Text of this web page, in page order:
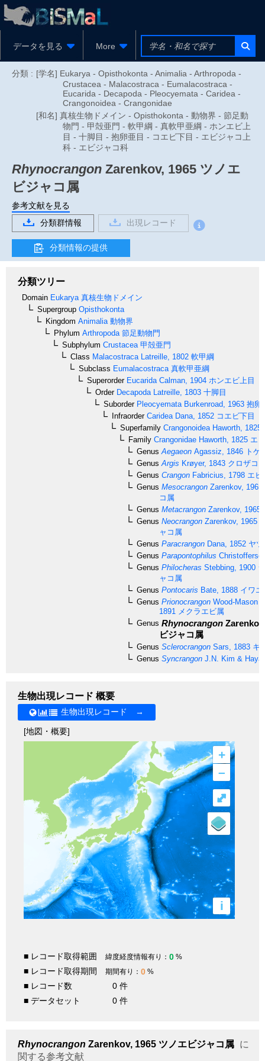
データを見る More
分類 : [学名] Eukarya - Opisthokonta - Animalia - Arthropoda -
Crustacea - Malacostraca - Eumalacostraca -
Eucarida - Decapoda - Pleocyemata - Caridea -
Crangonoidea - Crangonidae
[和名] 真核生物ドメイン - Opisthokonta - 動物界 - 節足動
物門 - 甲殻亜門 - 軟甲綱 - 真軟甲亜綱 - ホンエビ上
目 - 十脚目 - 抱卵亜目 - コエビ下目 - エビジャコ上
科 - エビジャコ科
Rhynocrangon Zarenkov, 1965 ツノエ
ビジャコ属
参考文献を見る
分類群情報
出現レコード
分類情報の提供
分類ツリー
Domain Eukarya 真核生物ドメイン
Supergroup Opisthokonta
Kingdom Animalia 動物界
Phylum Arthropoda 節足動物門
Subphylum Crustacea 甲殻亜門
Class Malacostraca Latreille, 1802 軟甲綱
Subclass Eumalacostraca 真軟甲亜綱
SuperorderEucarida Calman, 1904 ホンエビ上目
OrderDecapoda Latreille, 1803 十脚目
SuborderPleocyemata Burkenroad, 1963 抱卵
InfraorderCaridea Dana, 1852 コエビ下目
Superfamily Crangonoidea Haworth, 1825
Family Crangonidae Haworth, 1825 エ
Genus Aegaeon Agassiz, 1846 トゲ
Genus Argis Krøyer, 1843 クロザコ
Genus Crangon Fabricius, 1798 エビ
Genus Mesocrangon Zarenkov, 1965
コ属
Genus Metacrangon Zarenkov, 1965
Genus Neocrangon Zarenkov, 1965
ャコ属
Genus Paracrangon Dana, 1852 ヤ
Genus Parapontophilus
Genus Philocheras Stebbing, 1900
ャコ属
Genus Pontocaris Bate, 1888 イワ
Genus Prionocrangon Wood-Mason
1891 メクラエビ属
Genus Rhynocrangon
ビジャコ属
Genus Sclerocrangon Sars, 1883 キ
Genus Syncrangon J.N. Kim &
生物出現レコード 概要
生物出現レコード →
[地図・概要]
+
–
i
⤢
■ レコード取得範囲 緯度経度情報有り： 0 %
■ レコード取得期間 期間有り： 0 %
■ レコード数
0 件
■ データセット
0 件
Rhynocrangon Zarenkov, 1965 ツノエビジャコ属 に
関する参考文献